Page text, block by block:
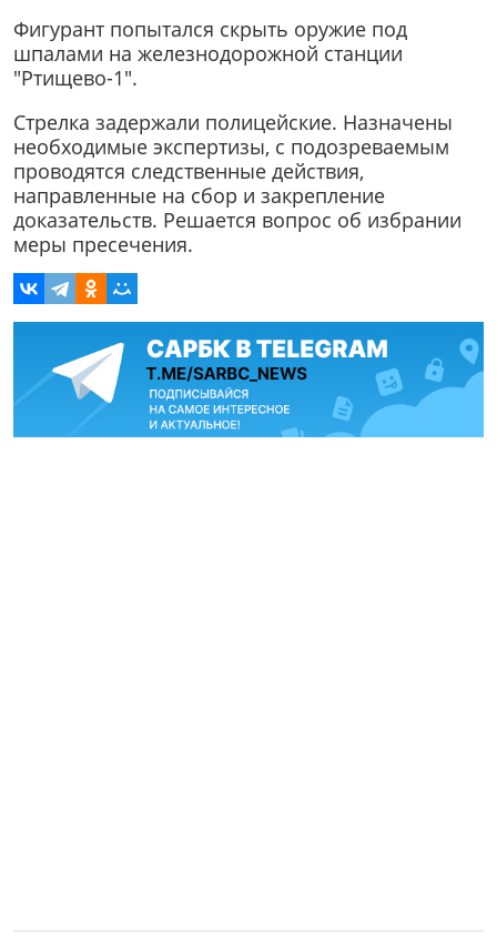
Фигурант попытался скрыть оружие под
шпалами на железнодорожной станции
"Ртищево-1".
Стрелка задержали полицейские. Назначены
необходимые экспертизы, с подозреваемым
проводятся следственные действия,
направленные на сбор и закрепление
доказательств. Решается вопрос об избрании
меры пресечения.